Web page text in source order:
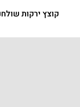
קוצץ ירקות